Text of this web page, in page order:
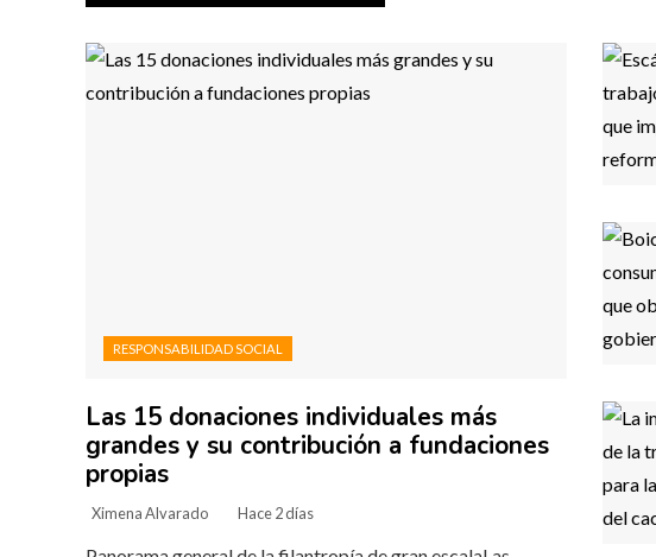
RESPONSABILIDAD SOCIAL
Las 15 donaciones individuales más
grandes y su contribución a fundaciones
propias
Ximena Alvarado Hace 2 días